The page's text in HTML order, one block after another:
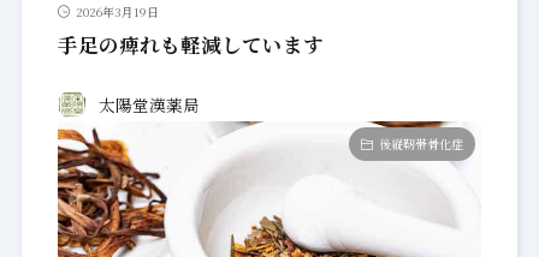
2026年3月19日
手足の痺れも軽減しています
太陽堂漢薬局
後縦靭帯骨化症